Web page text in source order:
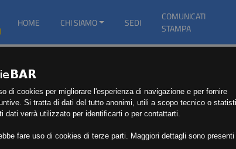
HOME CHI SIAMO SEDI
COMUNICATI
STAMPA
di cookies per migliorare l'esperienza di navigazione e per fornire
Si tratta di dati del tutto anonimi, utili a scopo tecnico o
dati verrà utilizzato per identificarti o per contattarti.
fare uso di cookies di terze parti. Maggiori dettagli sono